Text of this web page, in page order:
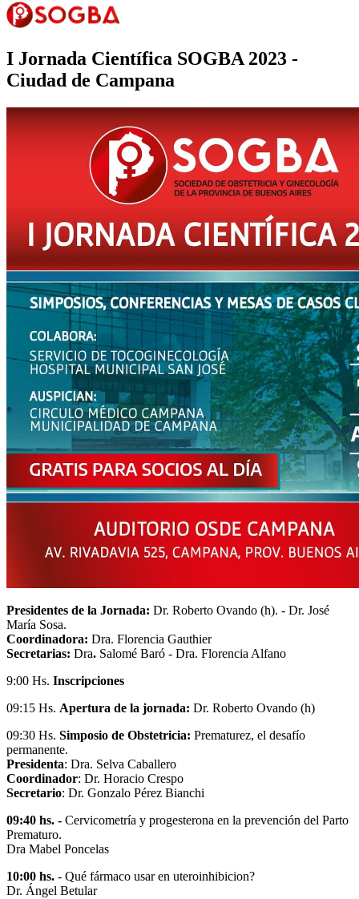
I Jornada Científica SOGBA 2023 -
Ciudad de Campana
Presidentes de la Jornada: Dr. Roberto Ovando (h). - Dr. José
María Sosa.
Coordinadora: Dra. Florencia Gauthier
Secretarias: Dra. Salomé Baró - Dra. Florencia Alfano
9:00 Hs. Inscripciones
09:15 Hs. Apertura de la jornada: Dr. Roberto Ovando (h)
09:30 Hs. Simposio de Obstetricia: Prematurez, el desafío
permanente.
Presidenta: Dra. Selva Caballero
Coordinador: Dr. Horacio Crespo
Secretario: Dr. Gonzalo Pérez Bianchi
09:40 hs. - Cervicometría y progesterona en la prevención del Parto
Prematuro.
Dra Mabel Poncelas
10:00 hs. - Qué fármaco usar en uteroinhibicion?
Dr. Ángel Betular